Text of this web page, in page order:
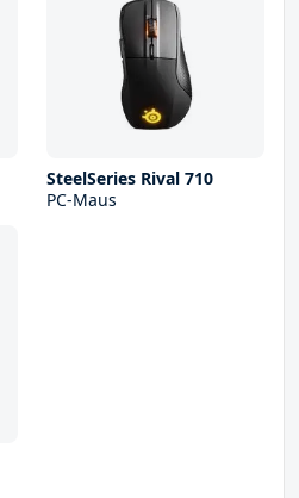
SteelSeries Rival 710
PC-Maus